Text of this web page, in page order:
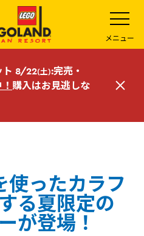
メ
ニ
ュ
ー
を
開
メニュー
ト 8/22(土):完売・
購入はお見逃しな
閉
使ったカラフ
る夏限定の
が登場！